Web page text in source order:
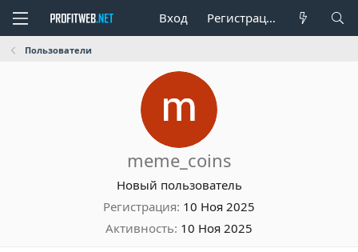
Вход Регистрация
Пользователи
meme_coins
Новый пользователь
Регистрация 10 Ноя 2025
Активность 10 Ноя 2025